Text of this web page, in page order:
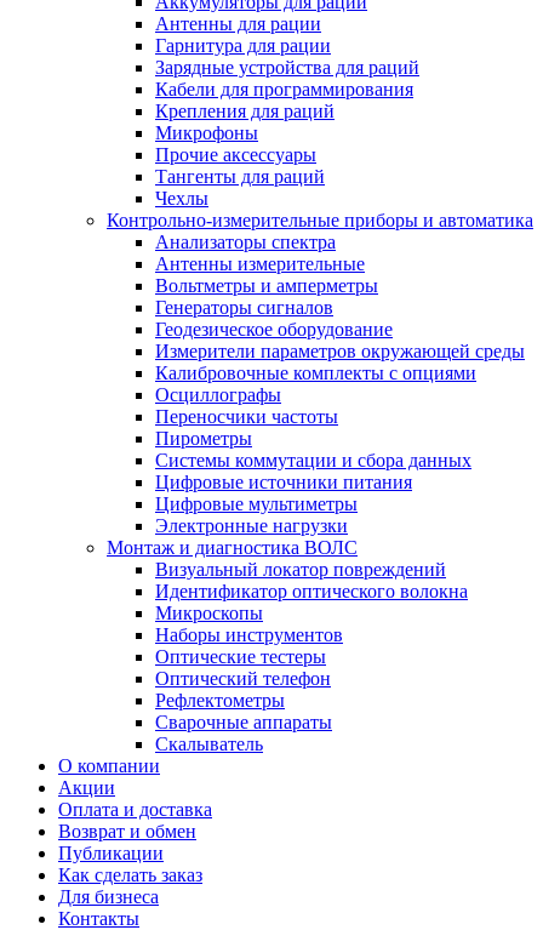
Антенны для рации
Гарнитура для рации
Зарядные устройства для раций
Кабели для программирования
Крепления для раций
Микрофоны
Прочие аксессуары
Тангенты для раций
Чехлы
Контрольно-измерительные приборы и автоматика
Анализаторы спектра
Антенны измерительные
Вольтметры и амперметры
Генераторы сигналов
Геодезическое оборудование
Измерители параметров окружающей среды
Калибровочные комплекты с опциями
Осциллографы
Переносчики частоты
Пирометры
Системы коммутации и сбора данных
Цифровые источники питания
Цифровые мультиметры
Электронные нагрузки
Монтаж и диагностика ВОЛС
Визуальный локатор повреждений
Идентификатор оптического волокна
Микроскопы
Наборы инструментов
Оптические тестеры
Оптический телефон
Рефлектометры
Сварочные аппараты
Скалыватель
О компании
Акции
Оплата и доставка
Возврат и обмен
Публикации
Как сделать заказ
Для бизнеса
Контакты